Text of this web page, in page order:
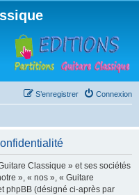
Connexion
S’enregistrer
Classique » et ses sociétés
», « nos », « Guitare
phpBB (désigné ci-après par